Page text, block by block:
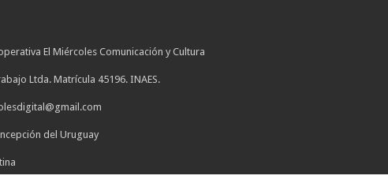
El Miércoles Comunicación y Cultura
Ltda. Matrícula 45196. INAES.
del Uruguay